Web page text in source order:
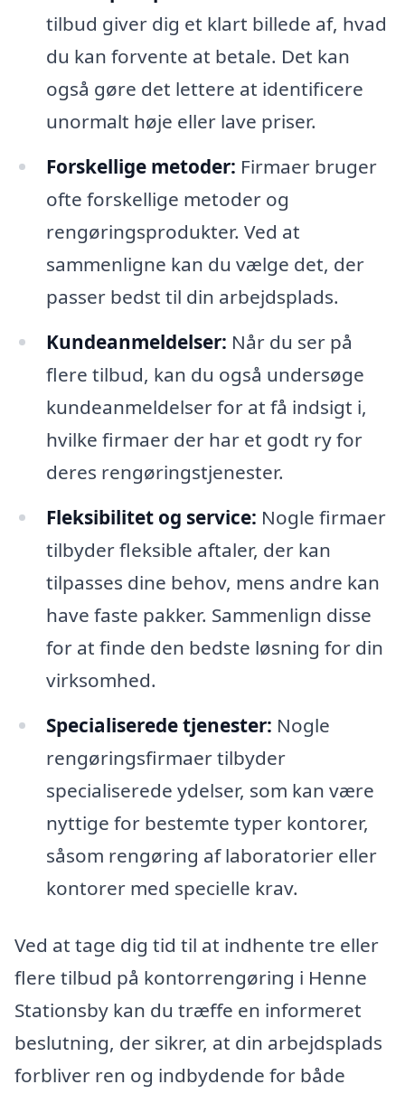
tilbud giver dig et klart billede af, hvad
du kan forvente at betale. Det kan
også gøre det lettere at identificere
unormalt høje eller lave priser.
Forskellige metoder: Firmaer bruger
ofte forskellige metoder og
rengøringsprodukter. Ved at
sammenligne kan du vælge det, der
passer bedst til din arbejdsplads.
Kundeanmeldelser: Når du ser på
flere tilbud, kan du også undersøge
kundeanmeldelser for at få indsigt i,
hvilke firmaer der har et godt ry for
deres rengøringstjenester.
Fleksibilitet og service: Nogle firmaer
tilbyder fleksible aftaler, der kan
tilpasses dine behov, mens andre kan
have faste pakker. Sammenlign disse
for at finde den bedste løsning for din
virksomhed.
Specialiserede tjenester: Nogle
rengøringsfirmaer tilbyder
specialiserede ydelser, som kan være
nyttige for bestemte typer kontorer,
såsom rengøring af laboratorier eller
kontorer med specielle krav.
Ved at tage dig tid til at indhente tre eller
flere tilbud på kontorrengøring i Henne
Stationsby kan du træffe en informeret
beslutning, der sikrer, at din arbejdsplads
forbliver ren og indbydende for både